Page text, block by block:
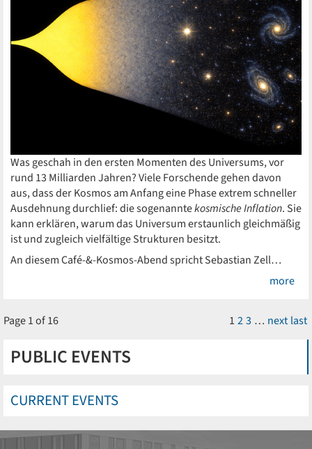
PUBLIC EVENTS
CURRENT EVENTS
Was geschah in den ersten Momenten des Universums, vor
rund 13 Milliarden Jahren? Viele Forschende gehen davon
aus, dass der Kosmos am Anfang eine Phase extrem schneller
Ausdehnung durchlief: die sogenanntekosmische Inflation. Sie
kann erklären, warum das Universum erstaunlich gleichmäßig
ist und zugleich vielfältige Strukturen besitzt.
An diesem Café-&-Kosmos-Abend spricht Sebastian Zell…
more
Page 1 of 16 1 23 … next last